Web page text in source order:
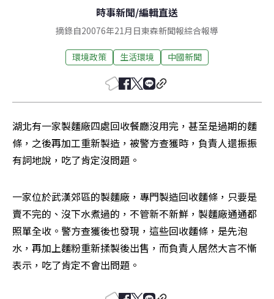
時事新聞/編輯直送
摘錄自20076年21月日東森新聞報綜合報導
環境政策 生活環境 中國新聞
湖北有一家製麵廠四處回收餐廳沒用完，甚至是過期的麵
條，之後再加工重新製造，被警方查獲時，負責人還振振
有詞地說，吃了肯定沒問題。
一家位於武漢郊區的製麵廠，專門製造回收麵條，只要是
賣不完的、沒下水煮過的，不管新不新鮮，製麵廠通通都
照單全收。警方查獲後也發現，這些回收麵條，是先泡
水，再加上麵粉重新揉製後出售，而負責人居然大言不慚
表示，吃了肯定不會出問題。